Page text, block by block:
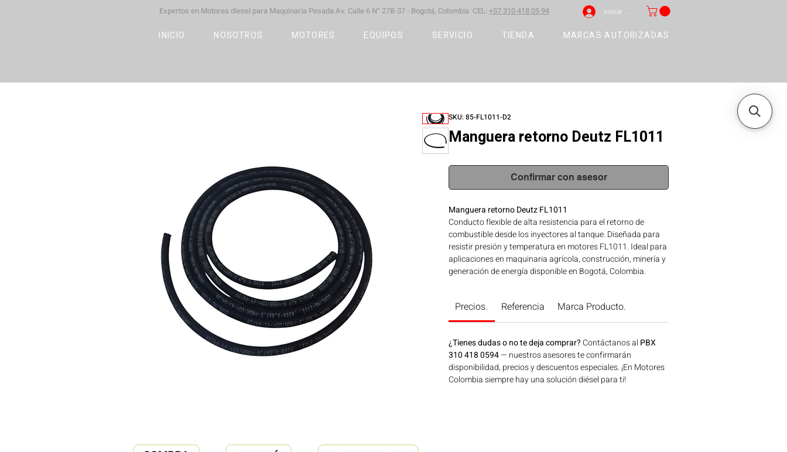
Expertos en Motores díesel para Maquinaria Pesada Av. Calle 6 N° 27B-37 - Bogotá, Colombia CEL: +57 310 418 05 94 Iniciar sesión
INICIO NOSOTROS MOTORES EQUIPOS SERVICIO TIENDA MARCAS AUTORIZADAS
SKU: 85-FL1011-D2
Manguera retorno Deutz FL1011
Confirmar con asesor
Manguera retorno Deutz FL1011
Conducto flexible de alta resistencia para el retorno de
combustible desde los inyectores al tanque. Diseñada para
resistir presión y temperatura en motores FL1011. Ideal para
aplicaciones en maquinaria agrícola, construcción, minería y
generación de energía disponible en Bogotá, Colombia.
Precios. Referencia Marca Producto.
¿Tienes dudas o no te deja comprar? Contáctanos al PBX
310 418 0594— nuestros asesores te confirmarán
disponibilidad, precios y descuentos especiales. ¡En Motores
Colombia siempre hay una solución diésel para ti!